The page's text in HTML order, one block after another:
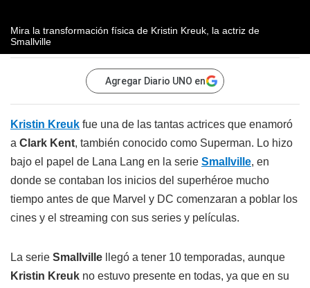
Mira la transformación física de Kristin Kreuk, la actriz de
Smallville
Agregar Diario UNO en
Kristin Kreuk fue una de las tantas actrices que enamoró
a Clark Kent, también conocido como Superman. Lo hizo
bajo el papel de Lana Lang en la serie Smallville, en
donde se contaban los inicios del superhéroe mucho
tiempo antes de que Marvel y DC comenzaran a poblar los
cines y el streaming con sus series y películas.
La serie Smallville
llegó a tener 10 temporadas, aunque
Kristin Kreuk no estuvo presente en todas, ya que en su